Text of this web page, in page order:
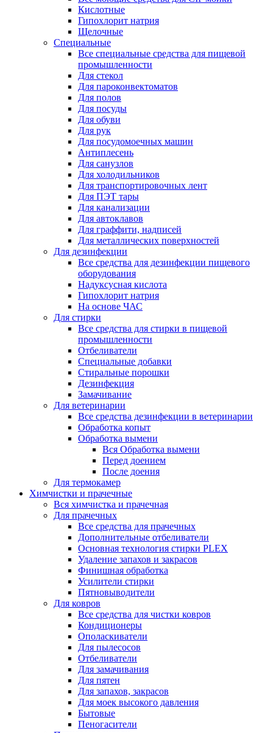
Кислотные
Гипохлорит натрия
Щелочные
Специальные
Все специальные средства для пищевой
промышленности
Для стекол
Для пароконвектоматов
Для полов
Для посуды
Для обуви
Для рук
Для посудомоечных машин
Антиплесень
Для санузлов
Для холодильников
Для транспортировочных лент
Для ПЭТ тары
Для канализации
Для автоклавов
Для граффити, надписей
Для металлических поверхностей
Для дезинфекции
Все средства для дезинфекции пищевого
оборудования
Надуксусная кислота
Гипохлорит натрия
На основе ЧАС
Для стирки
Все средства для стирки в пищевой
промышленности
Отбеливатели
Специальные добавки
Стиральные порошки
Дезинфекция
Замачивание
Для ветеринарии
Все средства дезинфекции в ветеринарии
Обработка копыт
Обработка вымени
Вся Обработка вымени
Перед доением
После доения
Для термокамер
Химчистки и прачечные
Вся химчистка и прачечная
Для прачечных
Все средства для прачечных
Дополнительные отбеливатели
Основная технология стирки PLEX
Удаление запахов и закрасов
Финишная обработка
Усилители стирки
Пятновыводители
Для ковров
Все средства для чистки ковров
Кондиционеры
Ополаскиватели
Для пылесосов
Отбеливатели
Для замачивания
Для пятен
Для запахов, закрасов
Для моек высокого давления
Бытовые
Пеногасители